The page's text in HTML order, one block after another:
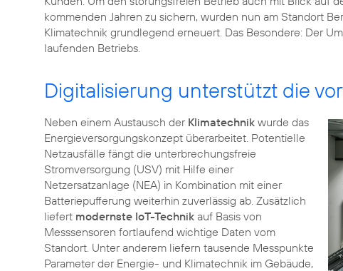
kommenden Jahren zu sichern, wurden nun am Standort
Klimatechnik grundlegend erneuert. Das Besondere: Der
laufenden Betriebs.
Digitalisierung unterstützt die
Neben einem Austausch der Klimatechnik wurde das
Energieversorgungskonzept überarbeitet. Potentielle
Netzausfälle fängt die unterbrechungsfreie
Stromversorgung (USV) mit Hilfe einer
Netzersatzanlage (NEA) in Kombination mit einer
Batteriepufferung weiterhin zuverlässig ab. Zusätzlich
liefert modernste IoT-Technik auf Basis von
Messsensoren fortlaufend wichtige Daten vom
Standort. Unter anderem liefern tausende Messpunkte
Parameter der Energie- und Klimatechnik im Gebäude,